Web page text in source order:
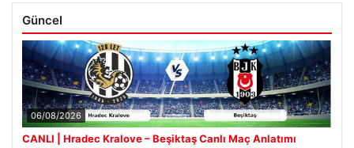
Güncel
06/08/2026
CANLI | Hradec Kralove – Beşiktaş Canlı Maç Anlatımı